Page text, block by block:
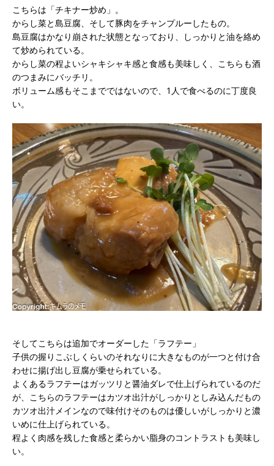
こちらは「チキナー炒め」。
からし菜と島豆腐、そして豚肉をチャンプルーしたもの。
島豆腐はかなり崩された状態となっており、しっかりと油を絡め
て炒められている。
からし菜の程よいシャキシャキ感と食感も美味しく、こちらも酒
のつまみにバッチリ。
ボリューム感もそこまでではないので、1人で食べるのに丁度良
い。
そしてこちらは追加でオーダーした「ラフテー」
子供の握りこぶしくらいのそれなりに大きなものが一つと付け合
わせに揚げ出し豆腐が乗せられている。
よくあるラフテーはガッツリと醤油ダレで仕上げられているのだ
が、こちらのラフテーはカツオ出汁がしっかりとしみ込んだもの
カツオ出汁メインなので味付けそのものは優しいがしっかりと濃
いめに仕上げられている。
程よく肉感を残した食感と柔らかい脂身のコントラストも美味し
い。